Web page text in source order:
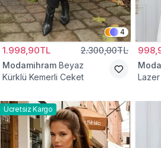
4
1.998,90TL 2.300,00TL
Modamihram Beyaz
Kürklü Kemerli Ceket
Ücretsiz Kargo